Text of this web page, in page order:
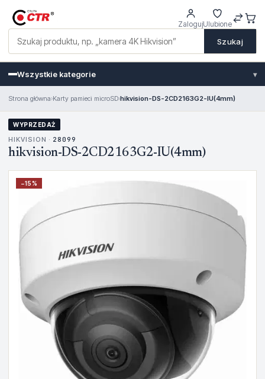
Szukaj
ZalogujUlubione
Wszystkie kategorie ▾
Strona główna›Karty pamieci microSD›hikvision-DS-2CD2163G2-IU(4mm)
WYPRZEDAŻ
HIKVISION · 28099
hikvision-DS-2CD2163G2-IU(4mm)
−15%